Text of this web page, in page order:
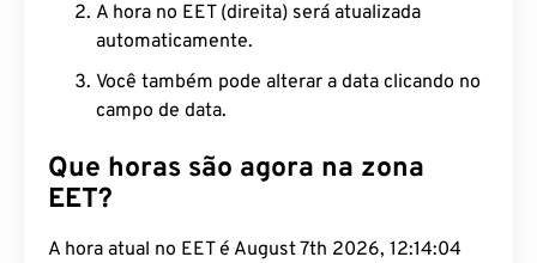
A hora no EET (direita) será atualizada
automaticamente.
Você também pode alterar a data clicando no
campo de data.
Que horas são agora na zona
EET?
A hora atual no EET é August 7th 2026, 12:14:05